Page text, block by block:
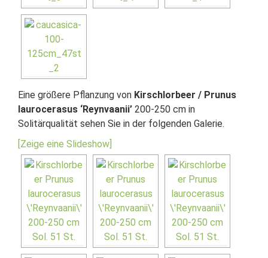
Eine größere Pflanzung von Kirschlorbeer / Prunus
laurocerasus ‘Reynvaanii’ 200-250 cm in
Solitärqualität sehen Sie in der folgenden Galerie.
[Zeige eine Slideshow]